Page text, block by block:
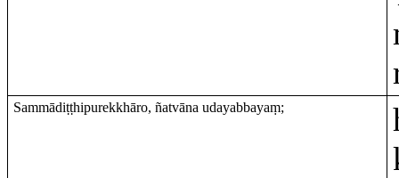
Sammādiṭṭhipurekkhāro, ñatvāna udayabbayaṃ;